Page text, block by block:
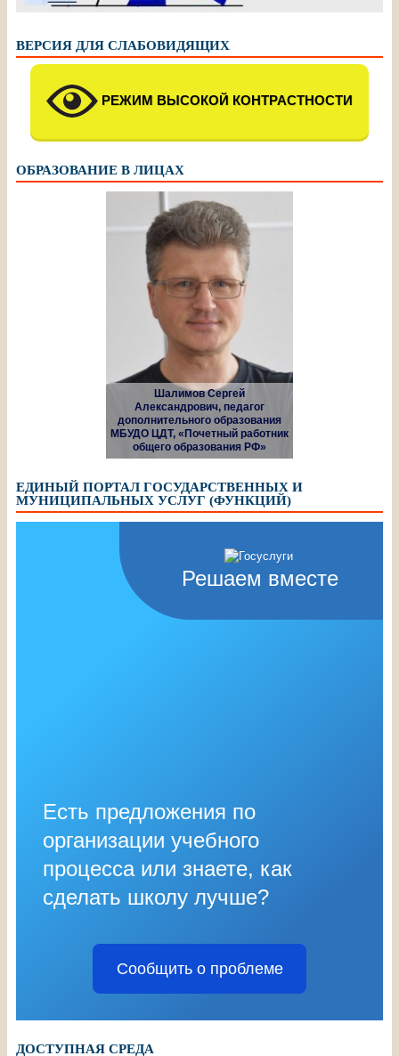
ВЕРСИЯ ДЛЯ СЛАБОВИДЯЩИХ
РЕЖИМ ВЫСОКОЙ КОНТРАСТНОСТИ
ОБРАЗОВАНИЕ В ЛИЦАХ
Шалимов Сергей
Александрович, педагог
дополнительного образования
МБУДО ЦДТ, «Почетный работник
общего образования РФ»
ЕДИНЫЙ ПОРТАЛ ГОСУДАРСТВЕННЫХ И
МУНИЦИПАЛЬНЫХ УСЛУГ (ФУНКЦИЙ)
Решаем вместе
Есть предложения по
организации учебного
процесса или знаете, как
сделать школу лучше?
Сообщить о проблеме
ДОСТУПНАЯ СРЕДА